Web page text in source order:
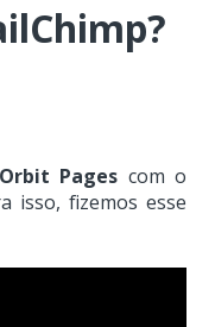
Orbit Pages com o
isso, fizemos esse